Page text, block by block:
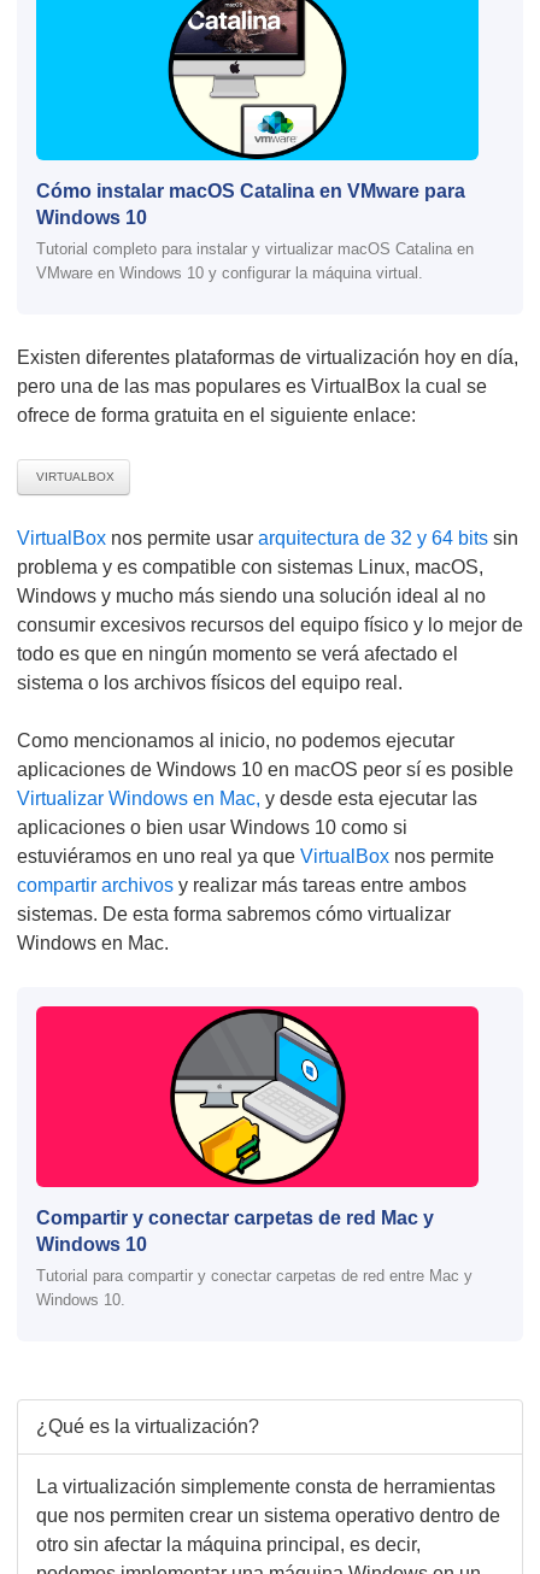
Cómo instalar macOS Catalina en VMware para
Windows 10
Tutorial completo para instalar y virtualizar macOS Catalina en
VMware en Windows 10 y configurar la máquina virtual.
Existen diferentes plataformas de virtualización hoy en día,
pero una de las mas populares es VirtualBox la cual se
ofrece de forma gratuita en el siguiente enlace:
VIRTUALBOX
VirtualBox nos permite usar arquitectura de 32 y 64 bits sin
problema y es compatible con sistemas Linux, macOS,
Windows y mucho más siendo una solución ideal al no
consumir excesivos recursos del equipo físico y lo mejor de
todo es que en ningún momento se verá afectado el
sistema o los archivos físicos del equipo real.
Como mencionamos al inicio, no podemos ejecutar
aplicaciones de Windows 10 en macOS peor sí es posible
Virtualizar Windows en Mac, y desde esta ejecutar las
aplicaciones o bien usar Windows 10 como si
estuviéramos en uno real ya que VirtualBox nos permite
compartir archivos y realizar más tareas entre ambos
sistemas. De esta forma sabremos cómo virtualizar
Windows en Mac.
Compartir y conectar carpetas de red Mac y
Windows 10
Tutorial para compartir y conectar carpetas de red entre Mac y
Windows 10.
¿Qué es la virtualización?
La virtualización simplemente consta de herramientas
que nos permiten crear un sistema operativo dentro de
otro sin afectar la máquina principal, es decir,